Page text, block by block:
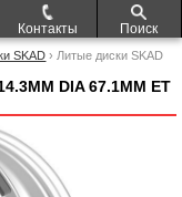
Контакты Поиск
SKAD › Литые диски SKAD
DIA 67.1ММ ET